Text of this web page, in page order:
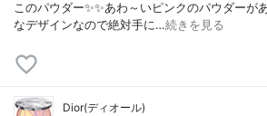
このパウダー✨✨あわ～いピンクのパウダーが
なデザインなので絶対手に…続きを見る
Dior(ディオール)